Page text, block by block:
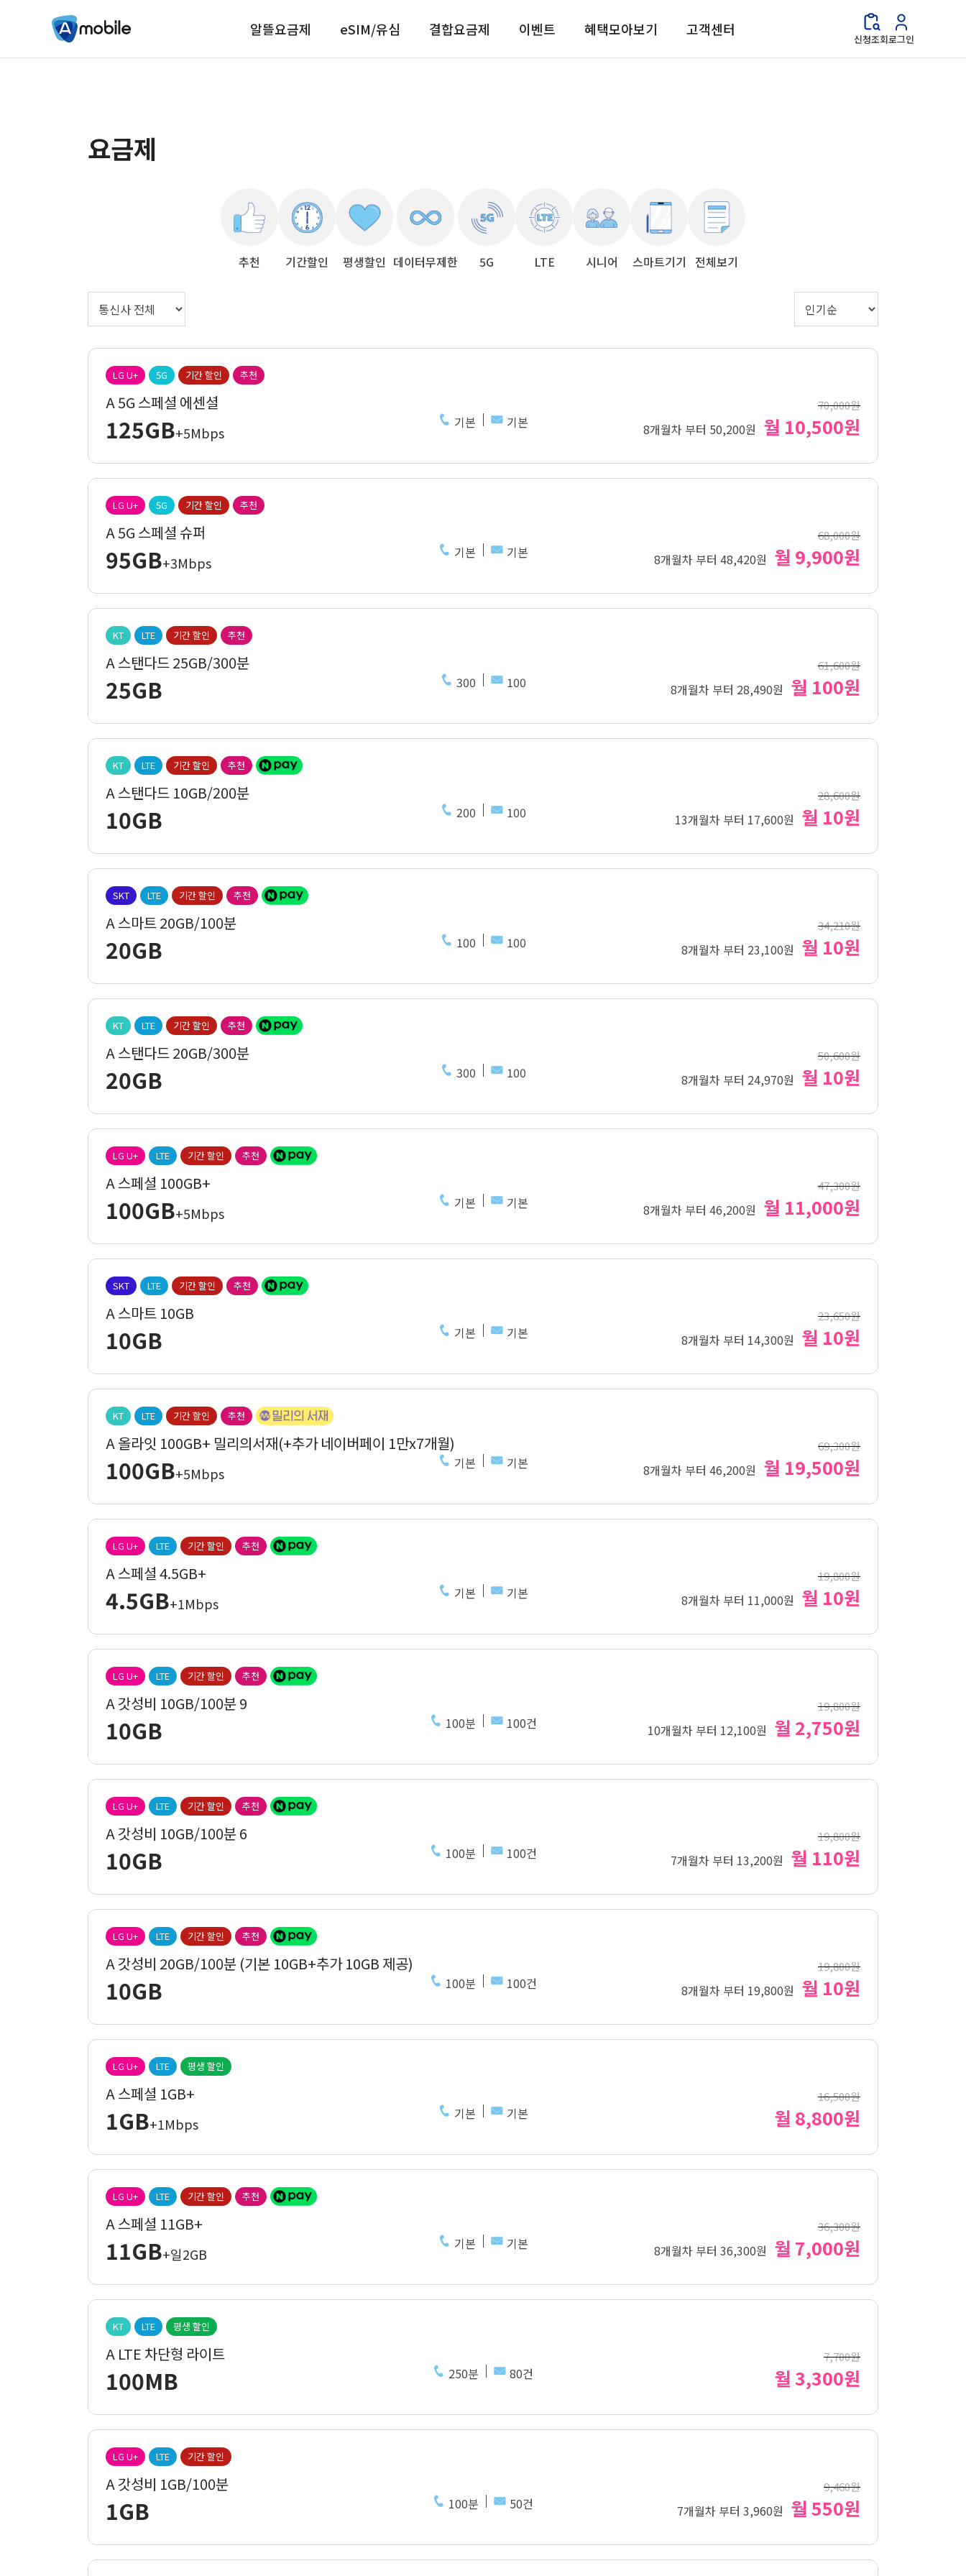
알뜰요금제 eSIM/유심 결합요금제 이벤트 혜택모아보기 고객센터
신청조회로그인
요금제
추천 기간할인 평생할인 데이터무제한 5G LTE 시니어 스마트기기 전체보기
LG U+ 5G 기간 할인 추천
A 5G 스페셜 에센셜 70,000원
125GB+5Mbps
기본 기본 8개월차 부터 50,200원 월 10,500원
LG U+ 5G 기간 할인 추천
A 5G 스페셜 슈퍼 68,000원
95GB+3Mbps
기본 기본 8개월차 부터 48,420원 월 9,900원
KT LTE 기간 할인 추천
A 스탠다드 25GB/300분 61,600원
25GB 300 100 8개월차 부터 28,490원 월 100원
KT LTE 기간 할인 추천
A 스탠다드 10GB/200분 28,600원
10GB 200 100 13개월차 부터 17,600원 월 10원
SKT LTE 기간 할인 추천
A 스마트 20GB/100분 34,210원
20GB 100 100 8개월차 부터 23,100원 월 10원
KT LTE 기간 할인 추천
A 스탠다드 20GB/300분 50,600원
20GB 300 100 8개월차 부터 24,970원 월 10원
LG U+ LTE 기간 할인 추천
A 스페셜 100GB+ 47,300원
100GB+5Mbps
기본 기본 8개월차 부터 46,200원 월 11,000원
SKT LTE 기간 할인 추천
A 스마트 10GB 23,650원
10GB 기본 기본 8개월차 부터 14,300원 월 10원
KT LTE 기간 할인 추천
A 올라잇 100GB+ 밀리의서재(+추가 네이버페이 1만x7개월) 69,300원
100GB+5Mbps
기본 기본 8개월차 부터 46,200원 월 19,500원
LG U+ LTE 기간 할인 추천
A 스페셜 4.5GB+ 19,800원
4.5GB+1Mbps
기본 기본 8개월차 부터 11,000원 월 10원
LG U+ LTE 기간 할인 추천
A 갓성비 10GB/100분 9 19,800원
10GB 100분 100건 10개월차 부터 12,100원 월 2,750원
LG U+ LTE 기간 할인 추천
A 갓성비 10GB/100분 6 19,800원
10GB 100분 100건 7개월차 부터 13,200원 월 110원
LG U+ LTE 기간 할인 추천
A 갓성비 20GB/100분 (기본 10GB+추가 10GB 제공) 19,800원
10GB 100분 100건 8개월차 부터 19,800원 월 10원
LG U+ LTE 평생 할인
A 스페셜 1GB+ 16,500원
1GB+1Mbps
기본 기본 월 8,800원
LG U+ LTE 기간 할인 추천
A 스페셜 11GB+ 36,300원
11GB+일2GB
기본 기본 8개월차 부터 36,300원 월 7,000원
KT LTE 평생 할인
A LTE 차단형 라이트 7,700원
100MB 250분 80건 월 3,300원
LG U+ LTE 기간 할인
A 갓성비 1GB/100분 9,460원
1GB 100분 50건 7개월차 부터 3,960원 월 550원